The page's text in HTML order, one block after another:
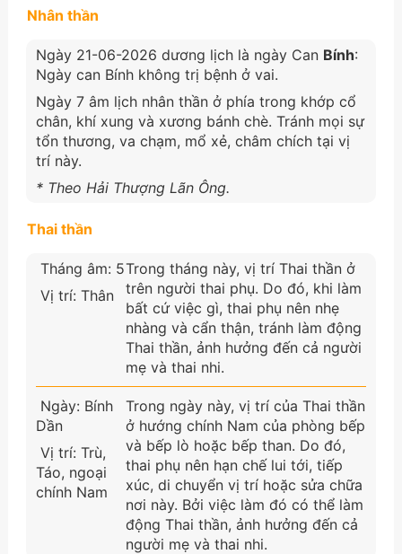
Nhân thần
Ngày 21-06-2026 dương lịch là ngày Can Bính:
Ngày can Bính không trị bệnh ở vai.
Ngày 7 âm lịch nhân thần ở phía trong khớp cổ
chân, khí xung và xương bánh chè. Tránh mọi sự
tổn thương, va chạm, mổ xẻ, châm chích tại vị
trí này.
* Theo Hải Thượng Lãn Ông.
Thai thần
Tháng âm: 5
Vị trí: Thân
Trong tháng này, vị trí Thai thần ở
trên người thai phụ. Do đó, khi làm
bất cứ việc gì, thai phụ nên nhẹ
nhàng và cẩn thận, tránh làm động
Thai thần, ảnh hưởng đến cả người
mẹ và thai nhi.
Ngày: Bính
Dần
Vị trí: Trù,
Táo, ngoại
chính Nam
Trong ngày này, vị trí của Thai thần
ở hướng chính Nam của phòng bếp
và bếp lò hoặc bếp than. Do đó,
thai phụ nên hạn chế lui tới, tiếp
xúc, di chuyển vị trí hoặc sửa chữa
nơi này. Bởi việc làm đó có thể làm
động Thai thần, ảnh hưởng đến cả
người mẹ và thai nhi.